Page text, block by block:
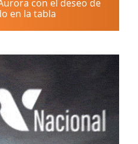
con el deseo de
en la tabla